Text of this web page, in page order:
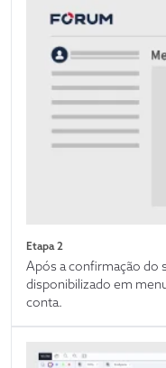
Etapa 2
Após a confirmação do
disponibilizado em
conta.